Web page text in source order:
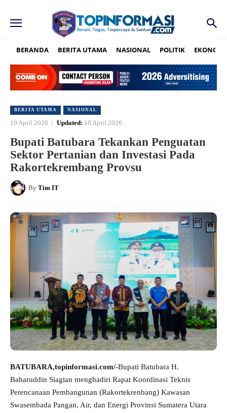
BERANDA BERITA UTAMA NASIONAL POLITIK EKONOMI
BERITA UTAMA NASIONAL
10 April 2026 Updated: 10 April 2026
Bupati Batubara Tekankan Penguatan
Sektor Pertanian dan Investasi Pada
Rakortekrembang Provsu
By Tim IT
BATUBARA,topinformasi.com/-Bupati Batubara H.
Baharuddin Siagian menghadiri Rapat Koordinasi Teknis
Perencanaan Pembangunan (Rakortekrenbang) Kawasan
Swasembada Pangan, Air, dan Energi Provinsi Sumatera Utara